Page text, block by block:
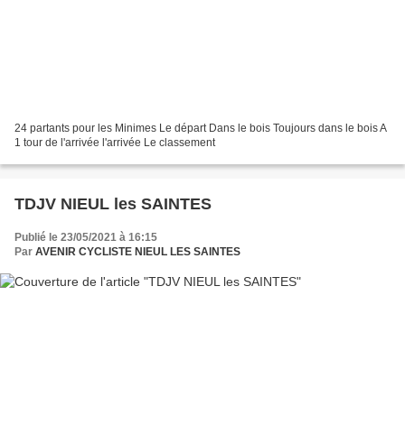
24 partants pour les Minimes Le départ Dans le bois Toujours dans le bois A
1 tour de l'arrivée l'arrivée Le classement
TDJV NIEUL les SAINTES
Publié le 23/05/2021 à 16:15
Par AVENIR CYCLISTE NIEUL LES SAINTES